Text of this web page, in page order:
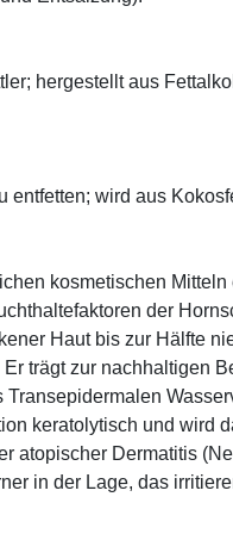
hergestellt aus
wird aus
kosmetischen Mitteln
der
Haut bis zur Hälfte
trägt zur nachhaltigen
keratolytisch und wird
atopischer Dermatitis
in der Lage, das